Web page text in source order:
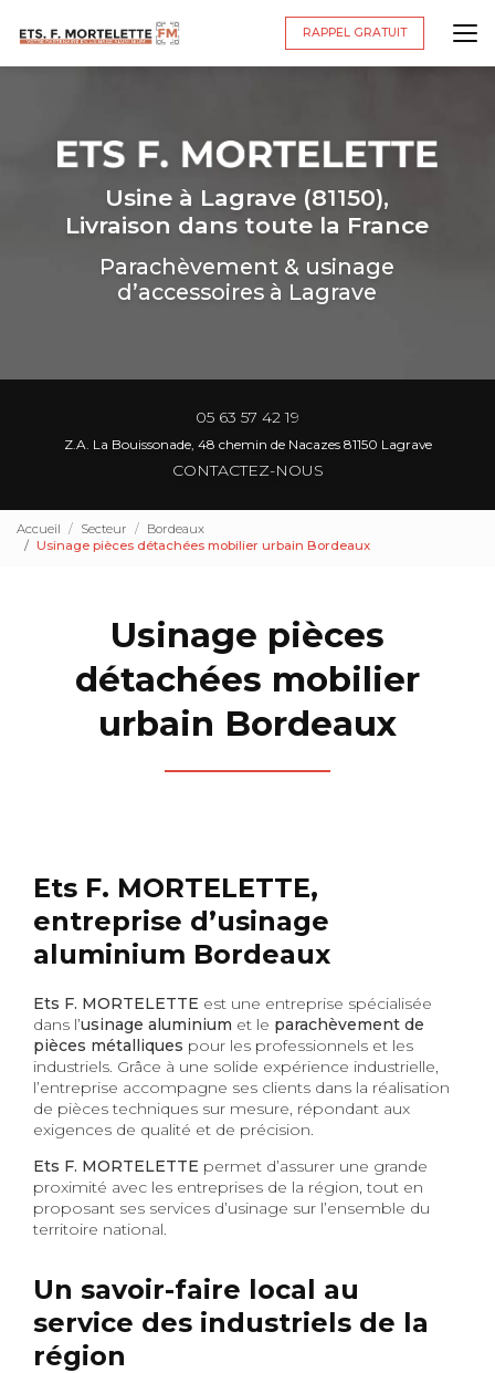
principal
RAPPEL GRATUIT
Usine à Lagrave (81150),
Livraison dans toute la France
Parachèvement & usinage
d’accessoires à Lagrave
05 63 57 42 19
Z.A. La Bouissonade, 48 chemin de Nacazes 81150 Lagrave
CONTACTEZ-NOUS
Accueil Secteur
Bordeaux
Usinage pièces détachées mobilier urbain Bordeaux
Usinage pièces
détachées mobilier
urbain Bordeaux
Ets F. MORTELETTE,
entreprise d’usinage
aluminium Bordeaux
Ets F. MORTELETTE est une entreprise spécialisée
dans l’usinage aluminium et le parachèvement de
pièces métalliques pour les professionnels et les
industriels. Grâce à une solide expérience industrielle,
l’entreprise accompagne ses clients dans la réalisation
de pièces techniques sur mesure, répondant aux
exigences de qualité et de précision.
Ets F. MORTELETTE permet d’assurer une grande
proximité avec les entreprises de la région, tout en
proposant ses services d’usinage sur l’ensemble du
territoire national.
Un savoir-faire local au
service des industriels de la
région